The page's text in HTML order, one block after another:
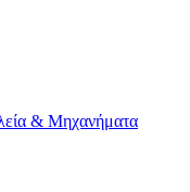
& Μηχανήματα